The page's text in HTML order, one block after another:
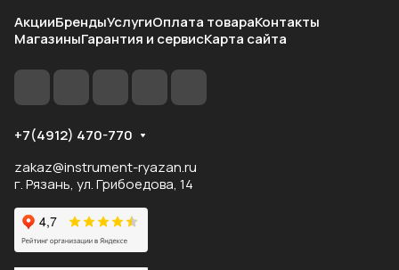
АкцииБрендыУслугиОплата товараКонтакты
МагазиныГарантия и сервисКарта сайта
+7(4912) 470-770
zakaz@instrument-ryazan.ru
г. Рязань, ул. Грибоедова, 14